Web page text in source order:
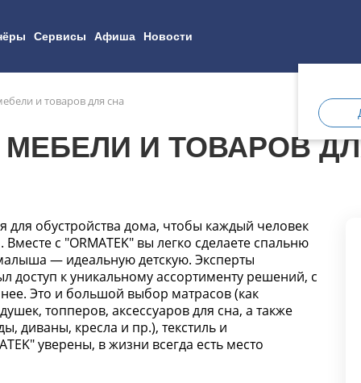
Сервисы Афиша Новости
и товаров для сна
МЕБЕЛИ И ТОВАРОВ
для обустройства дома, чтобы каждый человек
с "ORMATEK" вы легко сделаете спальню
— идеальную детскую. Эксперты
доступ к уникальному ассортименту решений, с
Это и большой выбор матрасов (как
топперов, аксессуаров для сна, а также
диваны, кресла и пр.), текстиль и
уверены, в жизни всегда есть место